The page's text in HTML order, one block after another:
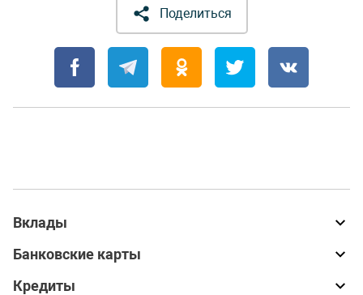
Поделиться
Вклады
Банковские карты
Кредиты